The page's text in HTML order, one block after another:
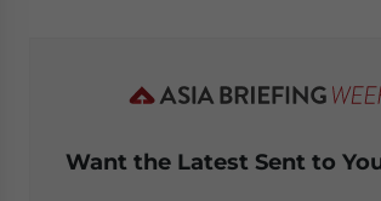
Want the Latest Sent to